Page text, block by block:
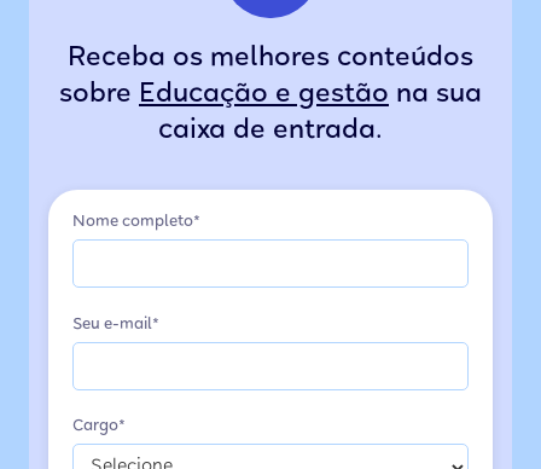
Receba os melhores conteúdos
sobre Educação e gestão na sua
caixa de entrada.
Nome completo*
Seu e-mail*
Cargo*